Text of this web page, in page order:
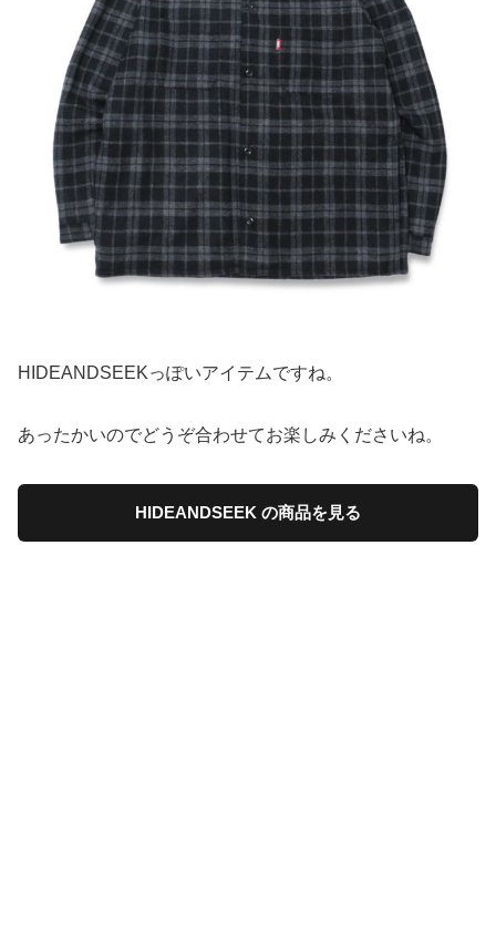
HIDEANDSEEKっぽいアイテムですね。
あったかいのでどうぞ合わせてお楽しみくださいね。
HIDEANDSEEK の商品を見る